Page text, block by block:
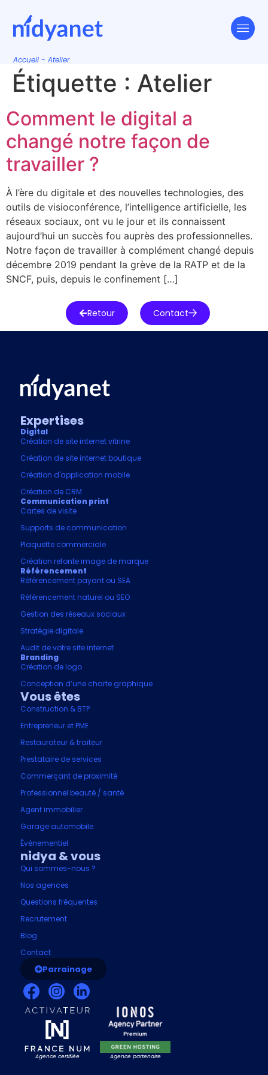
Accueil -Atelier
Étiquette : Atelier
Comment le digital a
changé notre façon de
travailler ?
À l’ère du digitale et des nouvelles technologies, des
outils de visioconférence, l’intelligence artificielle, les
réseaux sociaux, ont vu le jour et ils connaissent
aujourd’hui un succès fou auprès des professionnelles.
Notre façon de travailler à complément changé depuis
décembre 2019 pendant la grève de la RATP et de la
SNCF, puis, depuis le confinement […]
Retour Contact
Expertises
Digital
Création de site internet vitrine
Création de site internet boutique
Création d'application mobile
Création de CRM
Communication print
Cartes de visite
Supports de communication
Plaquette commerciale
Création refonte image de marque
Référencement
Référencement payant ou SEA
Référencement naturel ou SEO
Gestion des réseaux sociaux
Stratégie digitale
Audit de votre site internet
Branding
Création de logo
Conception d’une charte graphique
Vous êtes
Construction & BTP
Entrepreneur et PME
Restaurateur & traiteur
Prestataire de services
Commerçant de proximité
Professionnel beauté / santé
Agent immobilier
Garage automobile
Événementiel
nidya & vous
Qui sommes-nous ?
Nos agences
Questions fréquentes
Recrutement
Blog
Contact
Parrainage
Agence certifiée Agence partenaire